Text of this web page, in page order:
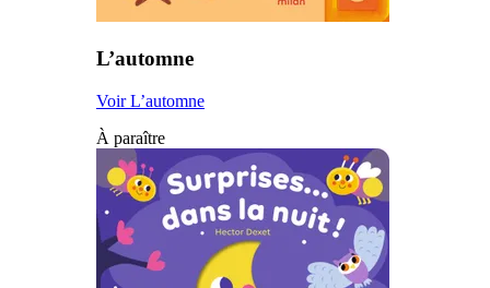
L’automne
Voir L’automne
À paraître